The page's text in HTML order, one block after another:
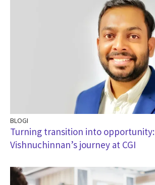
BLOGI
Turning transition into opportunity:
Vishnuchinnan’s journey at CGI